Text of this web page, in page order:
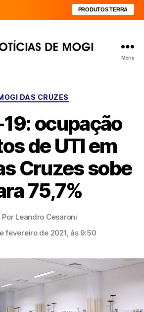
PRODUTOS TERRA
Menu
Categorias
DAS CRUZES
ocupação
de UTI em
Cruzes sobe
75,7%
Por Leandro Cesaroni
fevereiro de 2021, às 9:50